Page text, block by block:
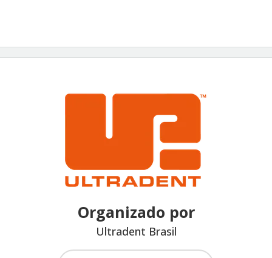
Organizado por
Ultradent Brasil